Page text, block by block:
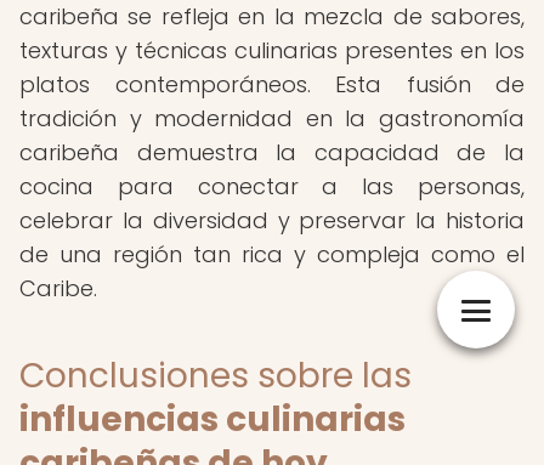
caribeña se refleja en la mezcla de sabores,
texturas y técnicas culinarias presentes en los
platos contemporáneos. Esta fusión de
tradición y modernidad en la gastronomía
caribeña demuestra la capacidad de la
cocina para conectar a las personas,
celebrar la diversidad y preservar la historia
de una región tan rica y compleja como el
Caribe.
Conclusiones sobre las
influencias culinarias